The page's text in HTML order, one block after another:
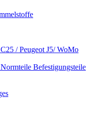
/ Peugeot J5/ WoMo
Befestigungsteile